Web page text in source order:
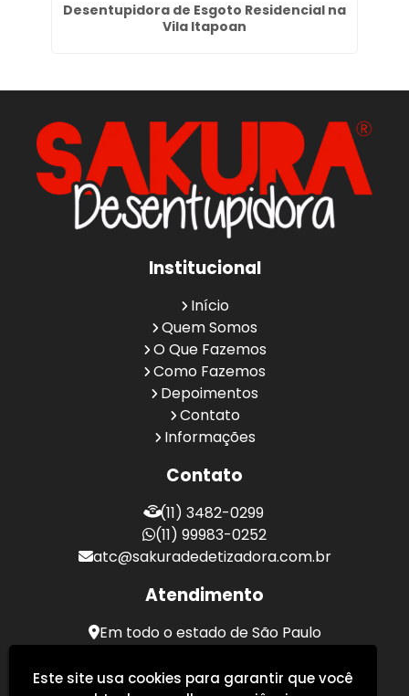
Desentupidora de Esgoto Residencial na
Vila Itapoan
Institucional
Início
Quem Somos
O Que Fazemos
Como Fazemos
Depoimentos
Contato
Informações
Contato
(11) 3482-0299
(11) 99983-0252
atc@sakuradedetizadora.com.br
Atendimento
Em todo o estado de São Paulo
Este site usa cookies para garantir que você